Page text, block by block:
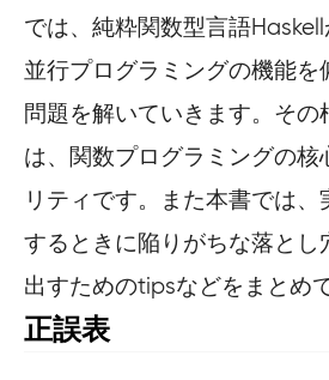
では、純粋関数型言語Haskell
並行プログラミングの機能を
問題を解いていきます。その
は、関数プログラミングの核
リティです。また本書では
するときに陥りがちな落とし
出すためのtipsなどをまとめ
正誤表